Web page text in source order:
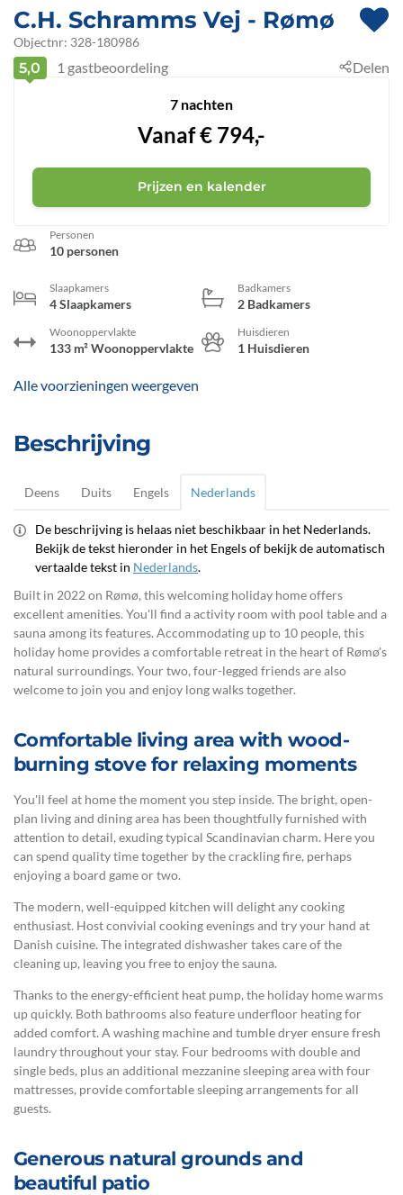
C.H. Schramms Vej
- Kromose
- Rømø
Objectnr: 328-180986
Personen
10 personen
Slaapkamers
4 Slaapkamers
Badkamers
2 Badkamers
Woonoppervlakte
133 m² Woonoppervlakte
Huisdieren
1 Huisdieren
Alle voorzieningen weergeven
Beschrijving
Deens Duits Engels Nederlands
De beschrijving is helaas niet beschikbaar in het Nederlands.
Bekijk de tekst hieronder in het Engels of bekijk de automatisch
vertaalde tekst in Nederlands.
Built in 2022 on Rømø, this welcoming holiday home offers
excellent amenities. You'll find a activity room with pool table and a
sauna among its features. Accommodating up to 10 people, this
holiday home provides a comfortable retreat in the heart of Rømø's
natural surroundings. Your two, four-legged friends are also
welcome to join you and enjoy long walks together.
Comfortable living area with wood-
burning stove for relaxing moments
You'll feel at home the moment you step inside. The bright, open-
plan living and dining area has been thoughtfully furnished with
attention to detail, exuding typical Scandinavian charm. Here you
can spend quality time together by the crackling fire, perhaps
enjoying a board game or two.
The modern, well-equipped kitchen will delight any cooking
enthusiast. Host convivial cooking evenings and try your hand at
Danish cuisine. The integrated dishwasher takes care of the
cleaning up, leaving you free to enjoy the sauna.
Thanks to the energy-efficient heat pump, the holiday home warms
up quickly. Both bathrooms also feature underfloor heating for
added comfort. A washing machine and tumble dryer ensure fresh
laundry throughout your stay. Four bedrooms with double and
single beds, plus an additional mezzanine sleeping area with four
mattresses, provide comfortable sleeping arrangements for all
guests.
Generous natural grounds and
beautiful patio
5,0 1 gastbeoordeling Delen
7 nachten
Vanaf€ 794,-
Prijzen en kalender